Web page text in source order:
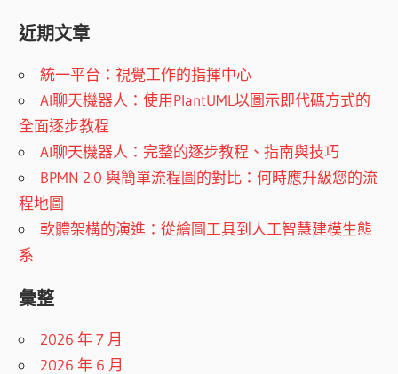
近期文章
統一平台：視覺工作的指揮中心
AI聊天機器人：使用PlantUML以圖示即代碼方式的
全面逐步教程
AI聊天機器人：完整的逐步教程、指南與技巧
BPMN 2.0 與簡單流程圖的對比：何時應升級您的流
程地圖
軟體架構的演進：從繪圖工具到人工智慧建模生態
系
彙整
2026 年 7 月
2026 年 6 月